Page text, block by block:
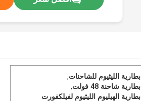
بطارية الليثيوم للشاحنات,
بطارية شاحنة 48 فولت
,
بطارية الهيليوم الليثيوم لفيلكفورت